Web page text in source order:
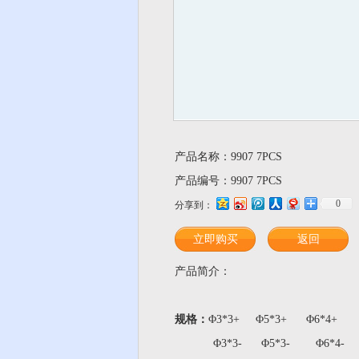
产品名称：9907 7PCS
产品编号：9907 7PCS
分享到： 0
立即购买 返回
产品简介：
规格： Φ3*3+ Φ5*3+ Φ6*4+
Φ3*3- Φ5*3- Φ6*4-